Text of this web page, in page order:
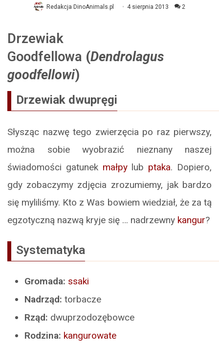
Redakcja DinoAnimals.pl 4 sierpnia 2013 2
Drzewiak
Goodfellowa (Dendrolagus
goodfellowi)
Drzewiak dwupręgi
Słysząc nazwę tego zwierzęcia po raz pierwszy,
można sobie wyobrazić nieznany naszej
świadomości gatunek małpylub ptaka. Dopiero,
gdy zobaczymy zdjęcia zrozumiemy, jak bardzo
się myliliśmy. Kto z Was bowiem wiedział, że za tą
egzotyczną nazwą kryje się … nadrzewny kangur?
Systematyka
Gromada: ssaki
Nadrząd: torbacze
Rząd: dwuprzodozębowce
Rodzina: kangurowate